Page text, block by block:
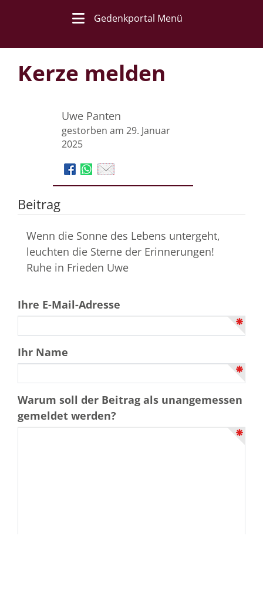
Gedenkportal Menü
Kerze melden
Uwe Panten
gestorben am 29. Januar
2025
Beitrag
Wenn die Sonne des Lebens untergeht,
leuchten die Sterne der Erinnerungen!
Ruhe in Frieden Uwe
Ihre E-Mail-Adresse
Ihr Name
Warum soll der Beitrag als unangemessen
gemeldet werden?